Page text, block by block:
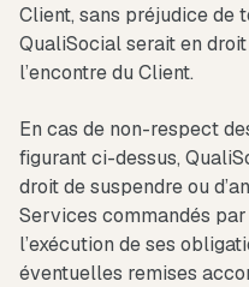
Client, sans préjudice de
QualiSocial serait en
l’encontre du Client.
En cas de non-respect
figurant ci-dessus,
droit de suspendre ou
Services commandés
l’exécution de ses
éventuelles remises